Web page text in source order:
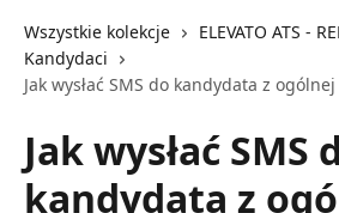
Wszystkie kolekcje
ELEVATO ATS -
Kandydaci
Jak wysłać SMS do kandydata z
Jak wysłać SMS
kandydata z